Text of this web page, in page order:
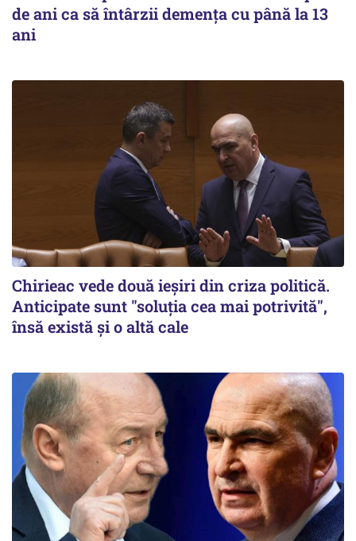
de ani ca să întârzii demența cu până la 13
ani
Chirieac vede două ieșiri din criza politică.
Anticipate sunt "soluția cea mai potrivită",
însă există și o altă cale